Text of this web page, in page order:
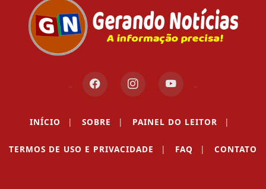
INÍCIO | SOBRE | PAINEL DO LEITOR |
TERMOS DE USO E PRIVACIDADE | FAQ | CONTATO